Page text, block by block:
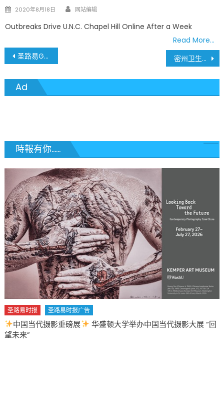
Posted
2020年8月18日 Author
网站编辑
Outbreaks Drive U.N.C. Chapel Hill Online After a Week
Read More…
文
章
導
圣路易Galleria Mall购物中心 7月22日惊传枪战 一死一伤 密州卫生厅公布新冠病毒确诊病患平均年龄持续下降
Ad
時報有你......
圣路易时报 圣路易时报广告
中国当代摄影重磅展
华盛顿大学举办中国当代摄影大展 “回
望未来”